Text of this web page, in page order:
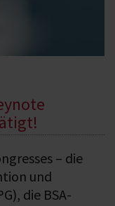
– die
und
die BSA-